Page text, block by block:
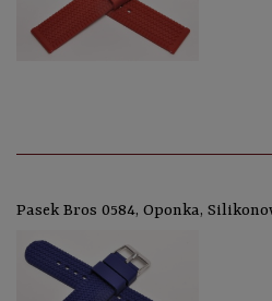
Pasek Bros 0584, Oponka,